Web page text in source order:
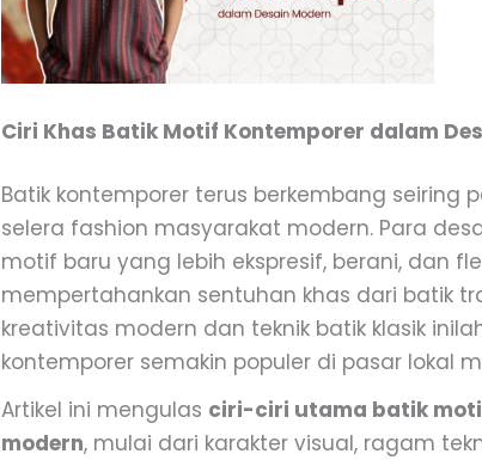
Ciri Khas Batik Motif Kontemporer dalam
Batik kontemporer terus berkembang seiring
selera fashion masyarakat modern. Para
motif baru yang lebih ekspresif, berani, dan
mempertahankan sentuhan khas dari batik
kreativitas modern dan teknik batik klasik
kontemporer semakin populer di pasar lokal
Artikel ini mengulas ciri-ciri utama batik
modern, mulai dari karakter visual, ragam